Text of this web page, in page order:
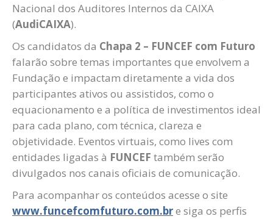
Nacional dos Auditores Internos da CAIXA
(AudiCAIXA).
Os candidatos da Chapa 2 – FUNCEF com Futuro
falarão sobre temas importantes que envolvem a
Fundação e impactam diretamente a vida dos
participantes ativos ou assistidos, como o
equacionamento e a política de investimentos ideal
para cada plano, com técnica, clareza e
objetividade. Eventos virtuais, como lives com
entidades ligadas à FUNCEF também serão
divulgados nos canais oficiais de comunicação.
Para acompanhar os conteúdos acesse o site
www.funcefcomfuturo.com.bre siga os perfis